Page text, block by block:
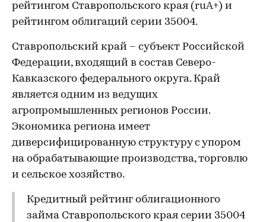
рейтингом Ставропольского края (ruА+) и
рейтингом облигаций серии 35004.
Ставропольский край – субъект Российской
Федерации, входящий в состав Северо-
Кавказского федерального округа. Край
является одним из ведущих
агропромышленных регионов России.
Экономика региона имеет
диверсифицированную структуру с упором
на обрабатывающие производства, торговлю
и сельское хозяйство.
Кредитный рейтинг облигационного
займа Ставропольского края серии 35004